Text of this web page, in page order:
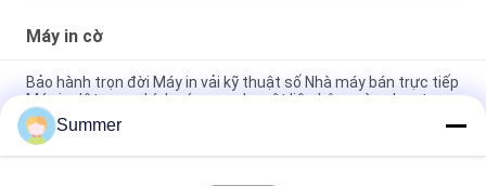
Máy in cờ
Bảo hành trọn đời Máy in vải kỹ thuật số Nhà máy bán trực tiếp
Máy in dệt may chính xác cao cho vật liệu bông và polyester
Hệ thống in vải kỹ thuật số 4color/CMYK 3200mm máy vẽ dệt
may định dạng lớn với đầu in công nghiệp KJ4B-QL
Summer